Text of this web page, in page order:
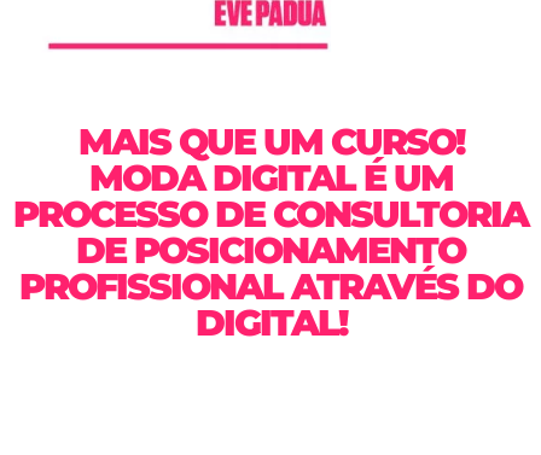
MAIS QUE UM CURSO!
MODA DIGITAL É UM
PROCESSO DE CONSULTORIA
DE POSICIONAMENTO
PROFISSIONAL ATRAVÉS DO
DIGITAL!